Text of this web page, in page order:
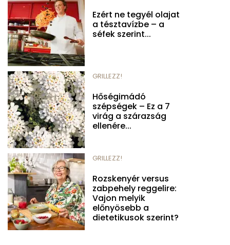
Ezért ne tegyél olajat
a tésztavízbe – a
séfek szerint...
GRILLEZZ!
Hőségimádó
szépségek – Ez a 7
virág a szárazság
ellenére...
GRILLEZZ!
Rozskenyér versus
zabpehely reggelire:
Vajon melyik
előnyösebb a
dietetikusok szerint?